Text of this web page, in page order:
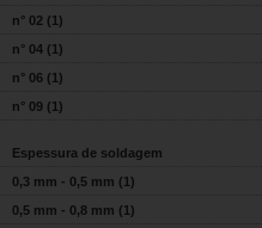
n° 02 (1)
n° 04 (1)
n° 06 (1)
n° 09 (1)
Espessura de soldagem
0,3 mm - 0,5 mm (1)
0,5 mm - 0,8 mm (1)